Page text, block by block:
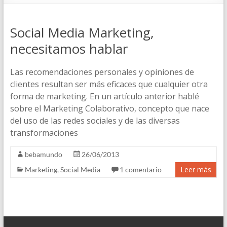
Social Media Marketing,
necesitamos hablar
Las recomendaciones personales y opiniones de
clientes resultan ser más eficaces que cualquier otra
forma de marketing. En un artículo anterior hablé
sobre el Marketing Colaborativo, concepto que nace
del uso de las redes sociales y de las diversas
transformaciones
bebamundo
26/06/2013
Marketing, Social Media 1 comentario Leer más